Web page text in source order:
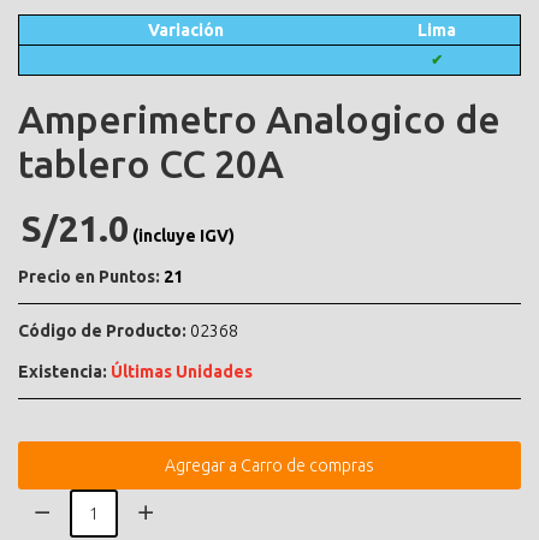
Variación Lima
✔
Amperimetro Analogico de
tablero CC 20A
S/21.0 (incluye IGV)
Precio en Puntos: 21
Código de Producto: 02368
Existencia: Últimas Unidades
Agregar a Carro de compras